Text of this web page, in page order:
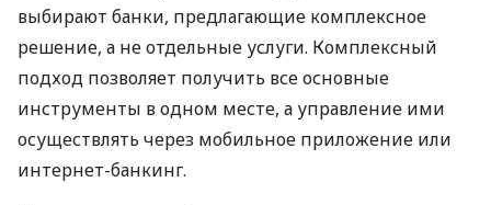
выбирают банки, предлагающие комплексное
решение, а не отдельные услуги. Комплексный
подход позволяет получить все основные
инструменты в одном месте, а управление ими
осуществлять через мобильное приложение или
интернет-банкинг.